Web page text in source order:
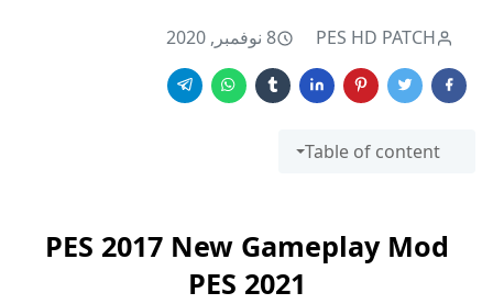
PES HD PATCH 8 نوفمبر, 2020
Table of content
PES 2017 New Gameplay Mod
PES 2021